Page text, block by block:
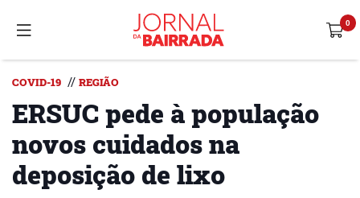
COVID-19 // REGIÃO
ERSUC pede à população
novos cuidados na
deposição de lixo